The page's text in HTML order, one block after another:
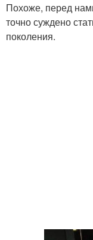
Похоже, перед
точно суждено
поколения.